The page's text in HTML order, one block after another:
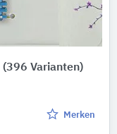
(396 Varianten)
Merken